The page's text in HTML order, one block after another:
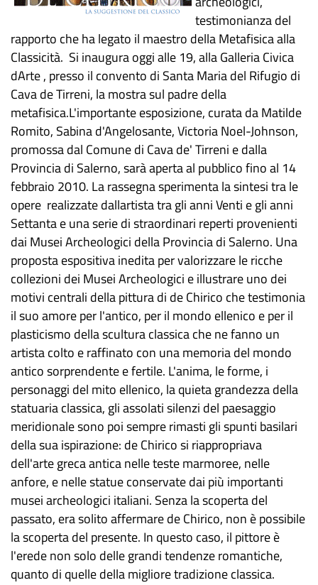
testimonianza del
rapporto che ha legato il maestro della Metafisica alla
Classicità. Si inaugura oggi alle 19, alla Galleria Civica
dArte , presso il convento di Santa Maria del Rifugio di
Cava de Tirreni, la mostra sul padre della
metafisica.L'importante esposizione, curata da Matilde
Romito, Sabina d'Angelosante, Victoria Noel-Johnson,
promossa dal Comune di Cava de' Tirreni e dalla
Provincia di Salerno, sarà aperta al pubblico fino al 14
febbraio 2010. La rassegna sperimenta la sintesi tra le
opere realizzate dallartista tra gli anni Venti e gli anni
Settanta e una serie di straordinari reperti provenienti
dai Musei Archeologici della Provincia di Salerno. Una
proposta espositiva inedita per valorizzare le ricche
collezioni dei Musei Archeologici e illustrare uno dei
motivi centrali della pittura di de Chirico che testimonia
il suo amore per l'antico, per il mondo ellenico e per il
plasticismo della scultura classica che ne fanno un
artista colto e raffinato con una memoria del mondo
antico sorprendente e fertile. L'anima, le forme, i
personaggi del mito ellenico, la quieta grandezza della
statuaria classica, gli assolati silenzi del paesaggio
meridionale sono poi sempre rimasti gli spunti basilari
della sua ispirazione: de Chirico si riappropriava
dell'arte greca antica nelle teste marmoree, nelle
anfore, e nelle statue conservate dai più importanti
musei archeologici italiani. Senza la scoperta del
passato, era solito affermare de Chirico, non è possibile
la scoperta del presente. In questo caso, il pittore è
l'erede non solo delle grandi tendenze romantiche,
quanto di quelle della migliore tradizione classica.